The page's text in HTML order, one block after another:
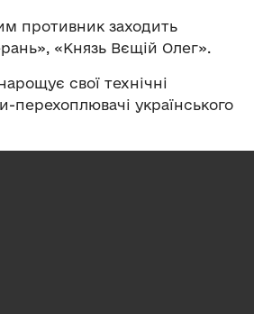
противник заходить
«Князь Вєщій Олег».
свої технічні
українського